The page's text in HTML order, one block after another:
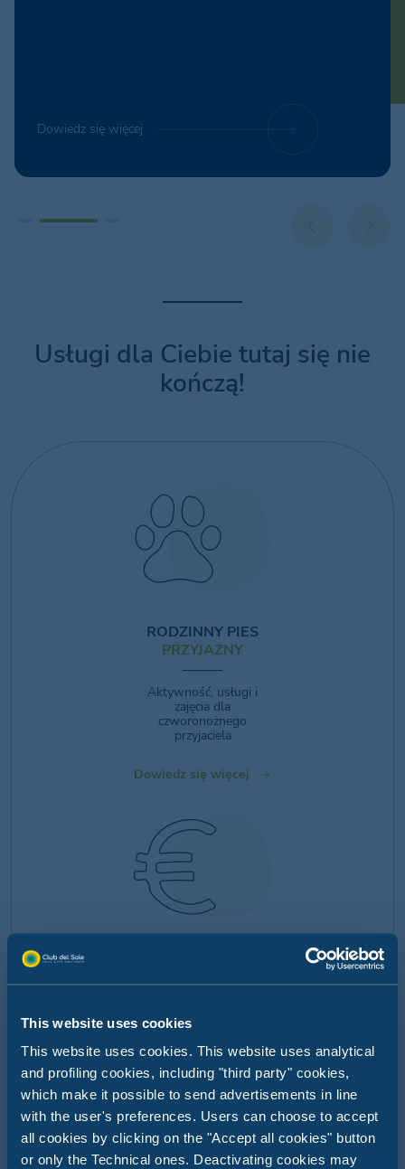
This website uses cookies
This website uses cookies. This website uses analytical
and profiling cookies, including "third party" cookies,
which make it possible to send advertisements in line
with the user's preferences. Users can choose to accept
all cookies by clicking on the "Accept all cookies" button
or only the Technical ones. Deactivating cookies may
Dowiedz się więcej
Usługi dla Ciebie tutaj się nie
kończą!
RODZINNY PIES
PRZYJAZNY
Aktywność, usługi i
zajęcia dla
czworonożnego
przyjaciela
Dowiedz się więcej
PIENIĄDZ
wakacjami dzięki
bezgotówkowym
płatnościom w Club del
Sole
Dowiedz się więcej